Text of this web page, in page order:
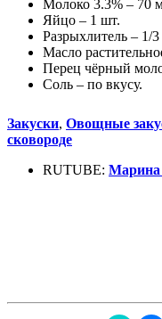
Молоко 3.3% – 70
Яйцо – 1 шт.
Разрыхлитель – 1/3
Масло
Перец чёрный
Соль – по вкусу.
Закуски, Овощные
сковороде
RUTUBE: Марина